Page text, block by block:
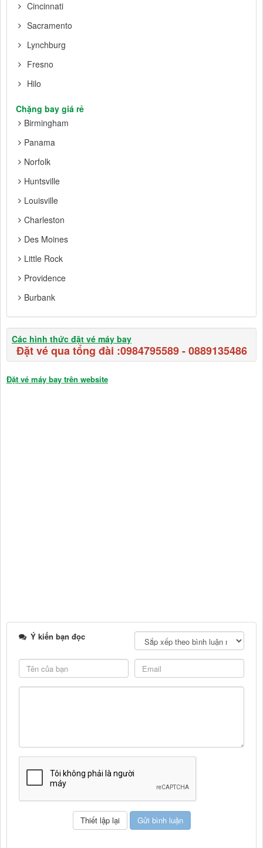
Cincinnati
Sacramento
Lynchburg
Fresno
Hilo
Chặng bay giá rẻ
Birmingham
Panama
Norfolk
Huntsville
Louisville
Charleston
Des Moines
Little Rock
Providence
Burbank
Các hình thức đặt vé máy bay
Đặt vé qua tổng đài :0984795589-0889135486
Đặt vé máy bay trên website
Ý kiến bạn đọc